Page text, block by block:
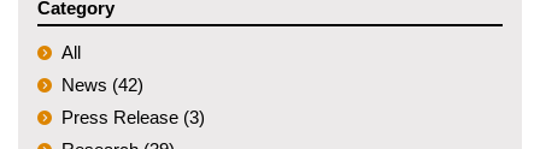
Category
All
News (42)
Press Release (3)